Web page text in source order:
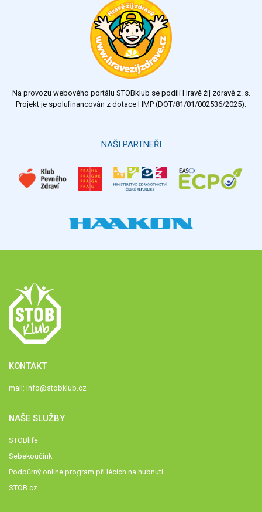
Na provozu webového portálu STOBklub se podílí Hravě žij zdravě z. s.
Projekt je spolufinancován z dotace HMP (DOT/81/01/002536/2025).
NAŠI PARTNEŘI
KONTAKT
mail: info@stobklub.cz
NAŠE SLUŽBY
STOBlife
Sebekoučink
Podpůrný online program při lécích na hubnutí
STOB.cz